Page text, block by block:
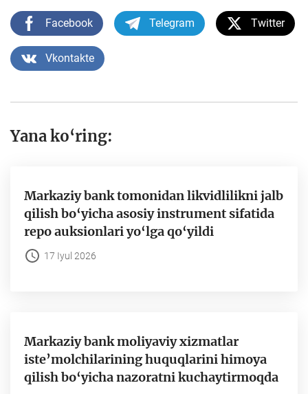
Facebook Telegram Twitter
Vkontakte
Yana ko‘ring:
Markaziy bank tomonidan likvidlilikni jalb
qilish bo‘yicha asosiy instrument sifatida
repo auksionlari yo‘lga qo‘yildi
17 Iyul 2026
Markaziy bank moliyaviy xizmatlar
iste’molchilarining huquqlarini himoya
qilish bo‘yicha nazoratni kuchaytirmoqda